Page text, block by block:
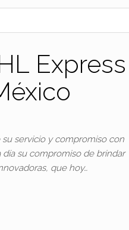
Express
su servicio y compromiso con
día su compromiso de brindar
que hoy…